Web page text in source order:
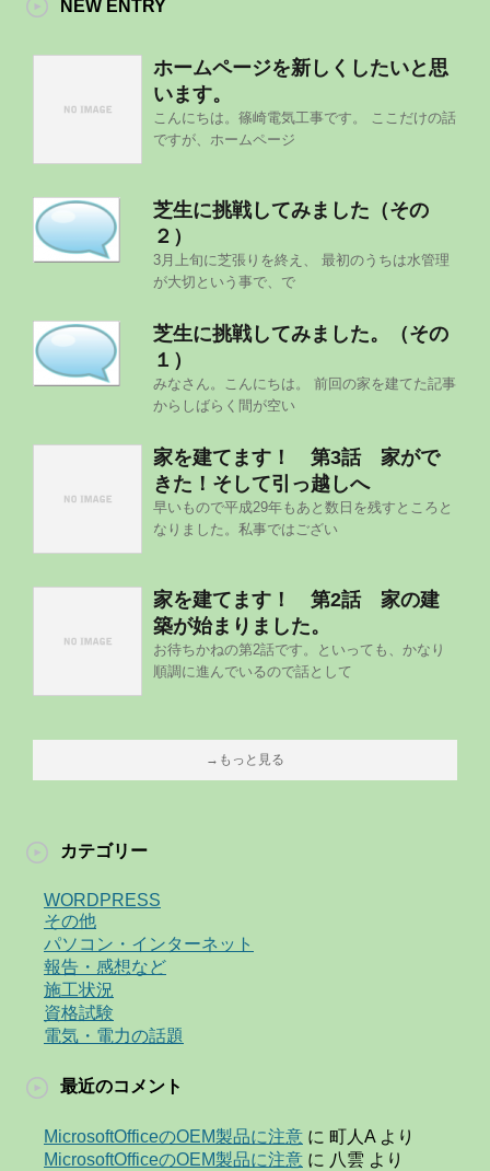
NEW ENTRY
ホームページを新しくしたいと思
います。
こんにちは。篠崎電気工事です。 ここだけの話
ですが、ホームページ
芝生に挑戦してみました（その
２）
3月上旬に芝張りを終え、 最初のうちは水管理
が大切という事で、で
芝生に挑戦してみました。（その
１）
みなさん。こんにちは。 前回の家を建てた記事
からしばらく間が空い
家を建てます！ 第3話 家がで
きた！そして引っ越しへ
早いもので平成29年もあと数日を残すところと
なりました。私事ではござい
家を建てます！ 第2話 家の建
築が始まりました。
お待ちかねの第2話です。といっても、かなり
順調に進んでいるので話として
→もっと見る
カテゴリー
WORDPRESS
その他
パソコン・インターネット
報告・感想など
施工状況
資格試験
電気・電力の話題
最近のコメント
MicrosoftOfficeのOEM製品に注意 に 町人A より
MicrosoftOfficeのOEM製品に注意 に 八雲 より